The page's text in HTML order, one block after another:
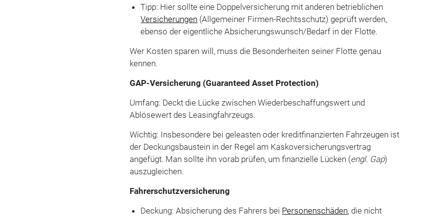
Tipp: Hier sollte eine Doppelversicherung mit anderen betrieblichen
Versicherungen (Allgemeiner Firmen-Rechtsschutz) geprüft werden,
ebenso der eigentliche Absicherungswunsch/Bedarf in der Flotte.
Wer Kosten sparen will, muss die Besonderheiten seiner Flotte genau
kennen.
GAP-Versicherung (Guaranteed Asset Protection)
Umfang: Deckt die Lücke zwischen Wiederbeschaffungswert und
Ablösewert des Leasingfahrzeugs.
Wichtig: Insbesondere bei geleasten oder kreditfinanzierten Fahrzeugen ist
der Deckungsbaustein in der Regel am Kaskoversicherungsvertrag
angefügt. Man sollte ihn vorab prüfen, um finanzielle Lücken (engl. Gap)
auszugleichen.
Fahrerschutzversicherung
Deckung: Absicherung des Fahrers bei Personenschäden, die nicht